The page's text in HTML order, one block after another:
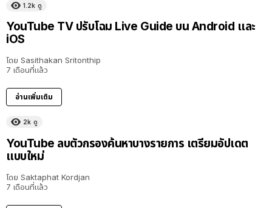
1.2k ดู
YouTube TV ปรับโฉม Live Guide บน Android และ
iOS
โดย Sasithakan Sritonthip
7 เดือนที่แล้ว
อ่านเพิ่มเติม
2k ดู
YouTube ลบตัวกรองค้นหาบางรายการ เตรียมอัปเดต
แบบใหม่
โดย Saktaphat Kordjan
7 เดือนที่แล้ว